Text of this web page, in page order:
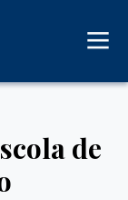
de